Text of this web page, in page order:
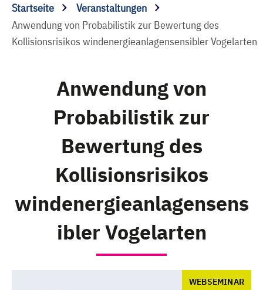
Startseite
Veranstaltungen
Anwendung von Probabilistik zur Bewertung des
Kollisionsrisikos windenergieanlagensensibler Vogelarten
Anwendung von
Probabilistik zur
Bewertung des
Kollisionsrisikos
windenergieanlagensens
ibler Vogelarten
WEBSEMINAR